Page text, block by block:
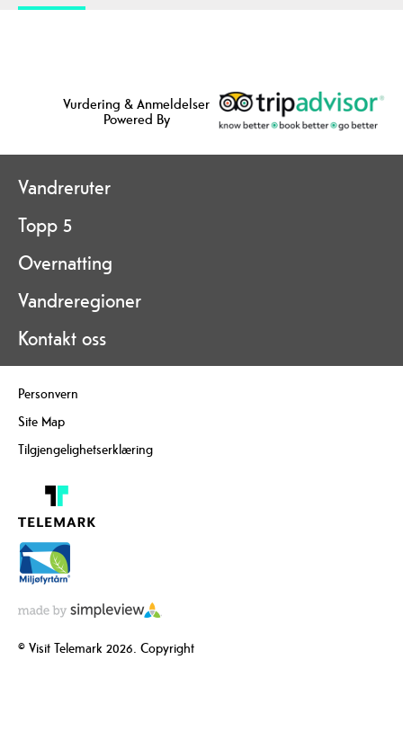
Vurdering & Anmeldelser
Powered By
Vandreruter
Topp 5
Overnatting
Vandreregioner
Kontakt oss
Personvern
Site Map
Tilgjengelighetserklæring
© Visit Telemark 2026. Copyright